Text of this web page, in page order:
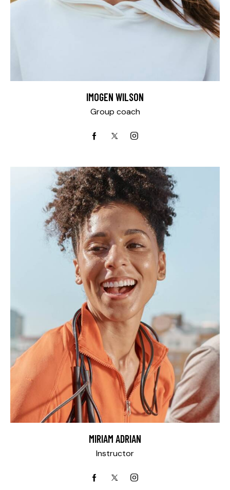
IMOGEN WILSON
Group coach
MIRIAM ADRIAN
Instructor